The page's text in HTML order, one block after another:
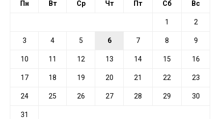
Пн Вт Ср Чт Пт Сб Вс
1 2
3 4 5 6 7 8 9
10 11 12 13 14 15 16
17 18 19 20 21 22 23
24 25 26 27 28 29 30
31